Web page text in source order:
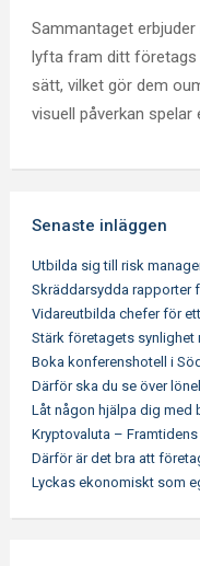
Sammantaget
lyfta fram ditt företags
sätt, vilket gör dem
visuell påverkan spelar
Senaste inläggen
Utbilda sig till risk
Skräddarsydda rapporter
Vidareutbilda chefer för
Stärk företagets
Boka konferenshotell i
Därför ska du se över
Låt någon hjälpa dig med
Kryptovaluta –
Därför är det bra att
Lyckas ekonomiskt som